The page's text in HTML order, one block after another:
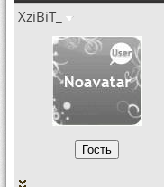
XziBiT_